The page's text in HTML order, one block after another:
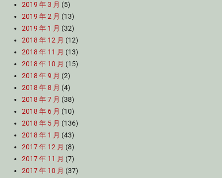
2019 年 3 月 (5)
2019 年 2 月 (13)
2019 年 1 月 (32)
2018 年 12 月 (12)
2018 年 11 月 (13)
2018 年 10 月 (15)
2018 年 9 月 (2)
2018 年 8 月 (4)
2018 年 7 月 (38)
2018 年 6 月 (10)
2018 年 5 月 (136)
2018 年 1 月 (43)
2017 年 12 月 (8)
2017 年 11 月 (7)
2017 年 10 月 (37)